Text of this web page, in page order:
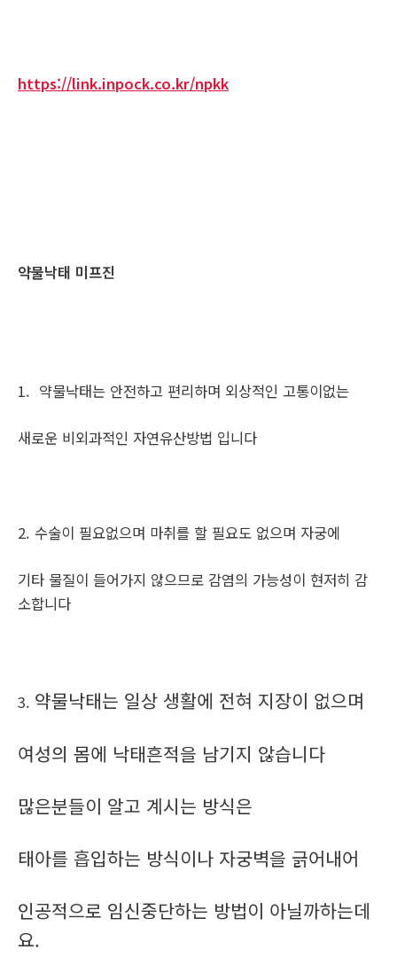
https://link.inpock.co.kr/npkk
약물낙태 미프진
1. 약물낙태는 안전하고 편리하며 외상적인 고통이없는
새로운 비외과적인 자연유산방법 입니다
2. 수술이 필요없으며 마취를 할 필요도 없으며 자궁에
기타 물질이 들어가지 않으므로 감염의 가능성이 현저히 감
소합니다
3. 약물낙태는 일상 생활에 전혀 지장이 없으며
여성의 몸에 낙태흔적을 남기지 않습니다
많은분들이 알고 계시는 방식은
태아를 흡입하는 방식이나 자궁벽을 긁어내어
인공적으로 임신중단하는 방법이 아닐까하는데
요.